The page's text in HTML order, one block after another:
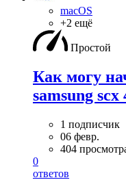
macOS
+2 ещё
Простой
Как могу
samsung scx
1 подписчик
06 февр.
404
0
ответов